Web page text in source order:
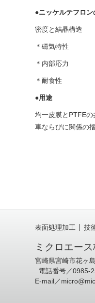
●ニッケルテフロン
密度と結晶構造
＊磁気特性
＊内部応力
＊耐食性
●用途
均一皮膜とPTFE
車ならびに関係の
表面処理加工 技
ミクロエー
宮崎県宮崎市花ヶ
電話番号／0985-
E-mail／